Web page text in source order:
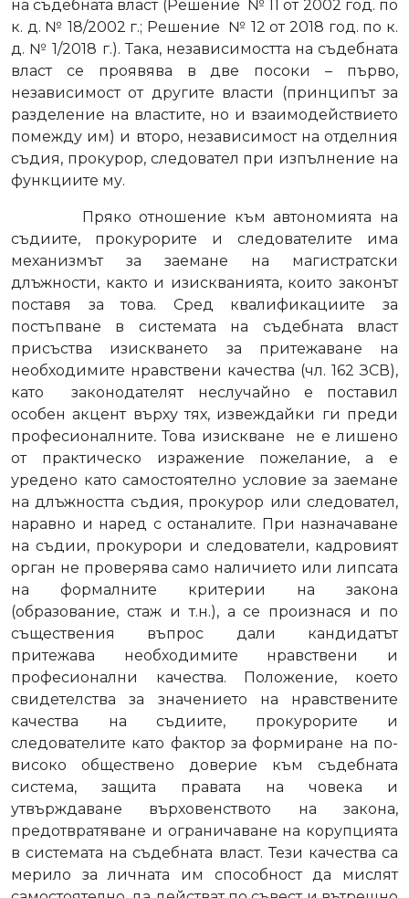
на съдебната власт (Решение № 11 от 2002 год. по
к. д. № 18/2002 г.; Решение № 12 от 2018 год. по к.
д. № 1/2018 г.). Така, независимостта на съдебната
власт се проявява в две посоки – първо,
независимост от другите власти (принципът за
разделение на властите, но и взаимодействието
помежду им) и второ, независимост на отделния
съдия, прокурор, следовател при изпълнение на
функциите му.
Пряко отношение към автономията на
съдиите, прокурорите и следователите има
механизмът за заемане на магистратски
длъжности, както и изискванията, които законът
поставя за това. Сред квалификациите за
постъпване в системата на съдебната власт
присъства изискването за притежаване на
необходимите нравствени качества (чл. 162 ЗСВ),
като
законодателят неслучайно е поставил
особен акцент върху тях, извеждайки ги преди
професионалните.Това изискване
не е лишено
от практическо изражение пожелание, а е
уредено като самостоятелно условие за заемане
на длъжността съдия, прокурор или следовател,
наравно и наред с останалите. При назначаване
на съдии, прокурори и следователи, кадровият
орган не проверява само наличието или липсата
на формалните критерии на закона
(образование, стаж и т.н.), а се произнася и по
съществения въпрос дали кандидатът
притежава необходимите нравствени и
професионални качества. Положение, което
свидетелства за значението на нравствените
качества на съдиите, прокурорите и
следователите като фактор за формиране на по-
високо обществено доверие към съдебната
система, защита правата на човека и
утвърждаване върховенството на закона,
предотвратяване и ограничаване на корупцията
в системата на съдебната власт. Тези качества са
мерило за личната им способност да мислят